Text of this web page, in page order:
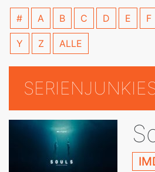
# A B C D E F
Y Z ALLE